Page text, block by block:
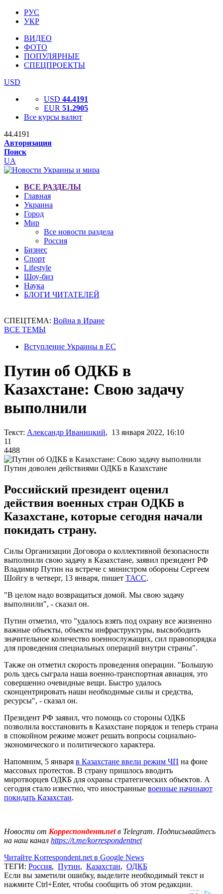
РУС
УКР
ВИДЕО
ФОТО
ПОПУЛЯРНЫЕ
СПЕЦПРОЕКТЫ
USD
USD 44.4191
EUR 51.2905
Все курсы валют
44.4191
Авторизация
Поиск
UA
ВСЕ РАЗДЕЛЫ
Главная
Украина
Город
Мир
Все новости раздела
Россия
Бизнес
Спорт
Lifestyle
Шоу-биз
Наука
БЛОГИ ЧИТАТЕЛЕЙ
СПЕЦТЕМА: Война в Иране
ВСЕ ТЕМЫ
Вступление Украины в ЕС
Путин об ОДКБ в
Казахстане: Свою задачу
выполнили
Текст: Александр Иваницкий, 13 января 2022, 16:10
11
4488
Путин доволен действиями ОДКБ в Казахстане
Российский президент оценил
действия военных стран ОДКБ в
Казахстане, которые сегодня начали
покидать страну.
Силы Организации Договора о коллективной безопасности
выполнили свою задачу в Казахстане, заявил президент РФ
Владимир Путин на встрече с министром обороны Сергеем
Шойгу в четверг, 13 января, пишет ТАСС.
"В целом надо возвращаться домой. Мы свою задачу
выполнили", - сказал он.
Путин отметил, что "удалось взять под охрану все жизненно
важные объекты, объекты инфраструктуры, высвободить
значительное количество военнослужащих, сил правопорядка
для проведения специальных операций внутри страны".
Также он отметил скорость проведения операции. "Большую
роль здесь сыграла наша военно-транспортная авиация, это
совершенно очевидные вещи. Быстро удалось
сконцентрировать наши необходимые силы и средства,
ресурсы", - сказал он.
Президент РФ заявил, что помощь со стороны ОДКБ
позволила восстановить в Казахстане порядок и теперь страна
в спокойном режиме может решать вопросы социально-
экономического и политического характера.
Напомним, 5 января в Казахстане ввели режим ЧП на фоне
массовых протестов. В страну пришлось вводить
миротворцев ОДКБ для охраны стратегических объектов. А
сегодня стало известно, что иностранные военные начинают
покидать Казахстан.
Новости от Корреспондент.netв Telegram. Подписывайтесь
на наш канал https://t.me/korrespondentnet
Читайте Korrespondent.net в Google News
ТЕГИ: Россия, Путин, Казахстан, ОДКБ
Если вы заметили ошибку, выделите необходимый текст и
нажмите Ctrl+Enter, чтобы сообщить об этом редакции.